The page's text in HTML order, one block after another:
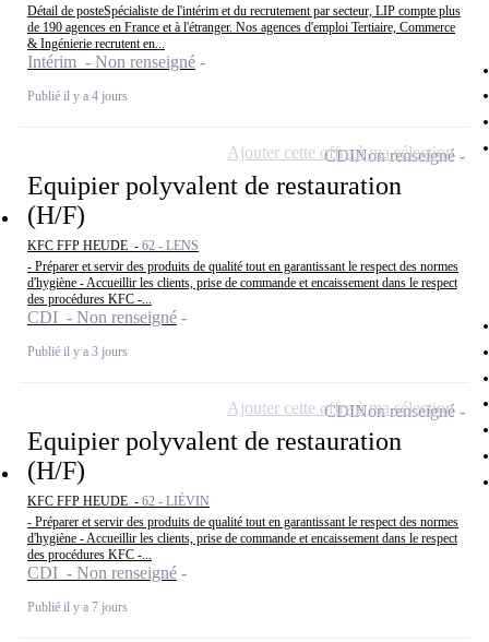
Détail de posteSpécialiste de l'intérim et du recrutement par secteur, LIP compte plus
de 190 agences en France et à l'étranger. Nos agences d'emploi Tertiaire, Commerce
& Ingénierie recrutent en...
Intérim - Non renseigné
Publié il y a 4 jours
Equipier polyvalent de restauration
(H/F)
KFC FFP HEUDE - 62 - LENS
- Préparer et servir des produits de qualité tout en garantissant le respect des normes
d'hygiène - Accueillir les clients, prise de commande et encaissement dans le respect
des procédures KFC -...
CDI - Non renseigné
Publié il y a 3 jours
CDINon renseigné
Ajouter cette offre à ma sélection
Equipier polyvalent de restauration
(H/F)
KFC FFP HEUDE - 62 - LIÉVIN
- Préparer et servir des produits de qualité tout en garantissant le respect des normes
d'hygiène - Accueillir les clients, prise de commande et encaissement dans le respect
des procédures KFC -...
CDI - Non renseigné
Publié il y a 7 jours
CDINon renseigné
Ajouter cette offre à ma sélection